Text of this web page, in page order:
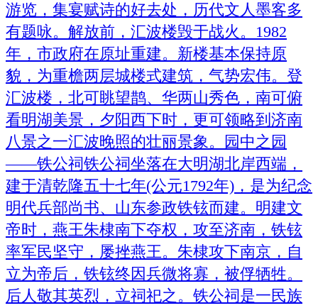
游览，集宴赋诗的好去处，历代文人墨客多
有题咏。解放前，汇波楼毁于战火。1982
年，市政府在原址重建。新楼基本保持原
貌，为重檐两层城楼式建筑，气势宏伟。登
汇波楼，北可眺望鹊、华两山秀色，南可俯
看明湖美景，夕阳西下时，更可领略到济南
八景之一汇波晚照的壮丽景象。园中之园
——铁公祠铁公祠坐落在大明湖北岸西端，
建于清乾隆五十七年(公元1792年)，是为纪念
明代兵部尚书、山东参政铁铉而建。明建文
帝时，燕王朱棣南下夺权，攻至济南，铁铉
率军民坚守，屡挫燕王。朱棣攻下南京，自
立为帝后，铁铉终因兵微将寡，被俘牺牲。
后人敬其英烈，立祠祀之。铁公祠是一民族